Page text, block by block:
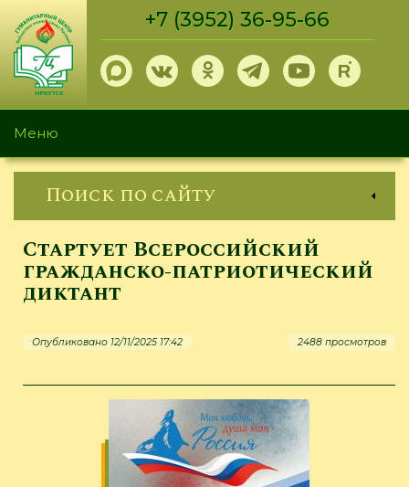
Перейти
основному
содержанию
+7 (3952) 36-95-66
Меню
Поиск по сайту
Стартует Всероссийский
гражданско-патриотический
диктант
Опубликовано 12/11/2025 17:42 2488 просмотров